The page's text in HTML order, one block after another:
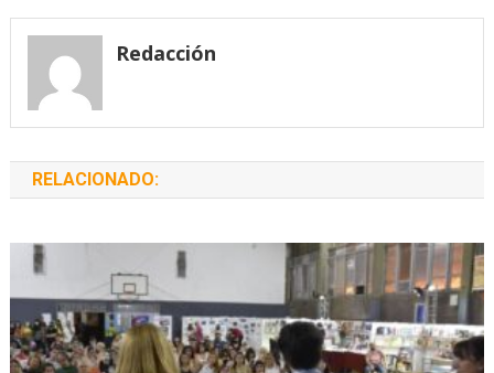
entradas
Redacción
RELACIONADO: